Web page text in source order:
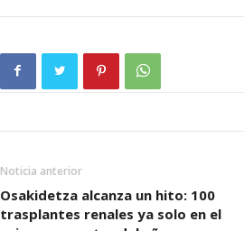
Noticia anterior
Osakidetza alcanza un hito: 100
trasplantes renales ya solo en el